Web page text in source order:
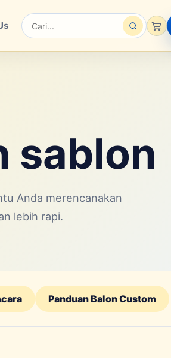
Cari
sablon
Anda merencanakan
lebih rapi.
Panduan Balon Custom